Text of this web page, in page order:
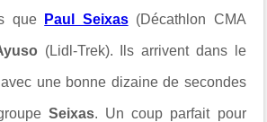
que Paul Seixas(Décathlon CMA
(Lidl-Trek). Ils arrivent dans le
une bonne dizaine de secondes
Seixas. Un coup parfait pour